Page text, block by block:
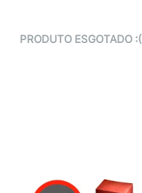
PRODUTO ESGOTADO :(